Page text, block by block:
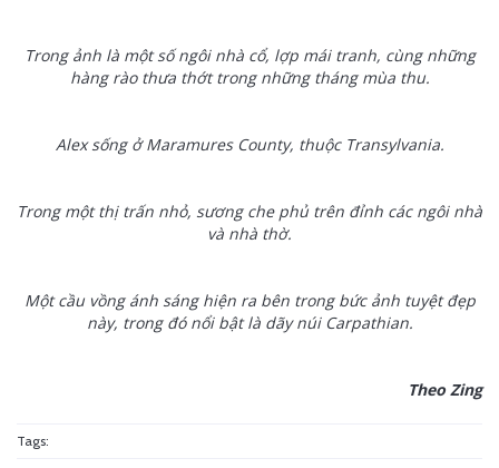
Trong ảnh là một số ngôi nhà cổ, lợp mái tranh, cùng những
hàng rào thưa thớt trong những tháng mùa thu.
Alex sống ở Maramures County, thuộc Transylvania.
Trong một thị trấn nhỏ, sương che phủ trên đỉnh các ngôi nhà
và nhà thờ.
Một cầu vồng ánh sáng hiện ra bên trong bức ảnh tuyệt đẹp
này, trong đó nổi bật là dãy núi Carpathian.
Theo Zing
Tags: